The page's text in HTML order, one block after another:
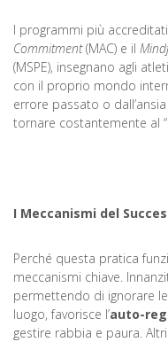
I programmi più
Commitment(MAC) e il
(MSPE), insegnano agli
con il proprio mondo
errore passato o
tornare costantemente al
I Meccanismi del
Perché questa pratica
meccanismi chiave.
permettendo di ignorare
luogo, favorisce l’auto-
gestire rabbia e paura.